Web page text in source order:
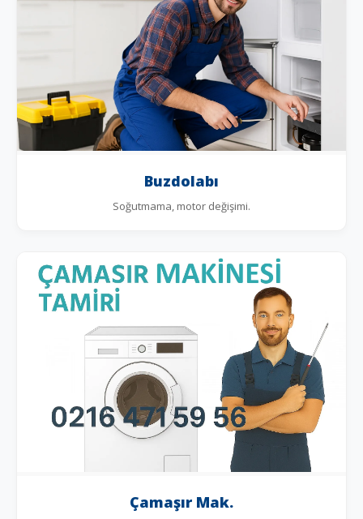
Buzdolabı
Soğutmama, motor değişimi.
Çamaşır Mak.